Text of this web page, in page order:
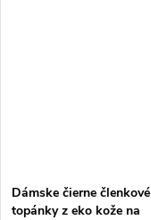
Dámske čierne členkové
topánky z eko kože na